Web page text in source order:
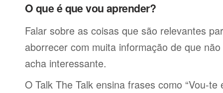
O que é que vou aprender?
Falar sobre as coisas que são relevantes
aborrecer com muita informação de que
acha interessante.
O Talk The Talk ensina frases como “Vou-